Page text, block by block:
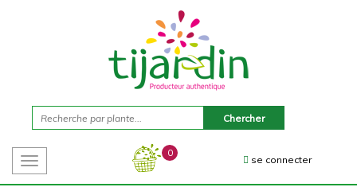
se connecter
0
Toggle
navigation